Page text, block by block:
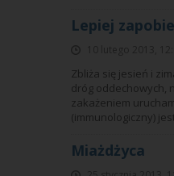
Lepiej
Zbliża się jesień i
dróg oddechowych,
zakażeniem
(immunologiczny)
Miażdżyca